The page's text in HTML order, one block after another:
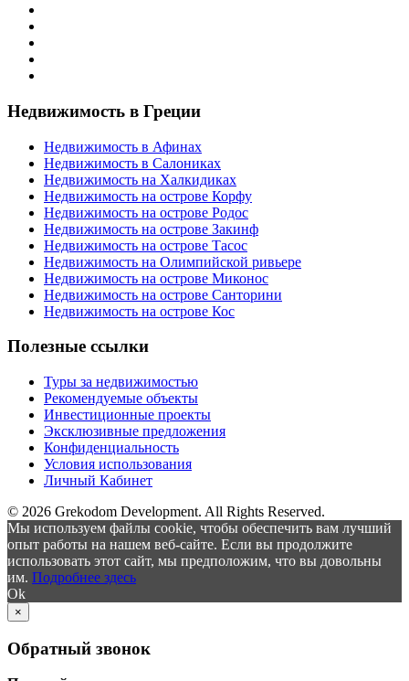
Недвижимость в Греции
Недвижимость в Афинах
Недвижимость в Салониках
Недвижимость на Халкидиках
Недвижимость на острове Корфу
Недвижимость на острове Родос
Недвижимость на острове Закинф
Недвижимость на острове Тасос
Недвижимость на Олимпийской ривьере
Недвижимость на острове Миконос
Недвижимость на острове Санторини
Недвижимость на острове Кос
Полезные ссылки
Туры за недвижимостью
Рекомендуемые объекты
Инвестиционные проекты
Эксклюзивные предложения
Конфиденциальность
Условия использования
Личный Кабинет
© 2026 Grekodom Development. All Rights Reserved.
Мы используем файлы cookie, чтобы обеспечить вам лучший
опыт работы на нашем веб-сайте. Если вы продолжите
использовать этот сайт, мы предположим, что вы довольны
им. Подробнее здесь
Ok
×
Обратный звонок